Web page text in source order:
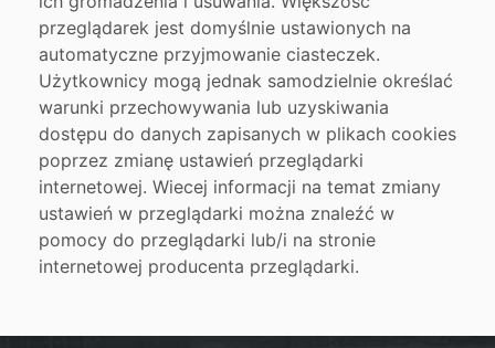
przeglądarek jest domyślnie ustawionych na
automatyczne przyjmowanie ciasteczek.
Użytkownicy mogą jednak samodzielnie określać
warunki przechowywania lub uzyskiwania
dostępu do danych zapisanych w plikach cookies
poprzez zmianę ustawień przeglądarki
internetowej. Wiecej informacji na temat zmiany
ustawień w przeglądarki można znaleźć w
pomocy do przeglądarki lub/i na stronie
internetowej producenta przeglądarki.